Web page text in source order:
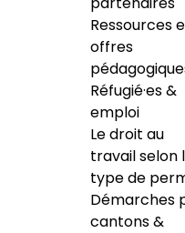
Ressources
offres
Réfugié·es &
emploi
Le droit au
travail selon
type de
Démarches
cantons &